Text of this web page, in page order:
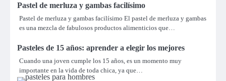
Pastel de merluza y gambas facilísimo
Pastel de merluza y gambas facilísimo El pastel de merluza y gambas
es una mezcla de fabulosos productos alimenticios que…
Pasteles de 15 años: aprender a elegir los mejores
Cuando una joven cumple los 15 años, es un momento muy
importante en la vida de toda chica, ya que…